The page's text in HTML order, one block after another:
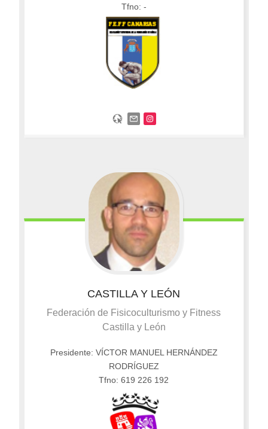
Tfno: -
CASTILLA Y LEÓN
Federación de Fisicoculturismo y Fitness
Castilla y León
Presidente: VÍCTOR MANUEL HERNÁNDEZ
RODRÍGUEZ
Tfno: 619 226 192